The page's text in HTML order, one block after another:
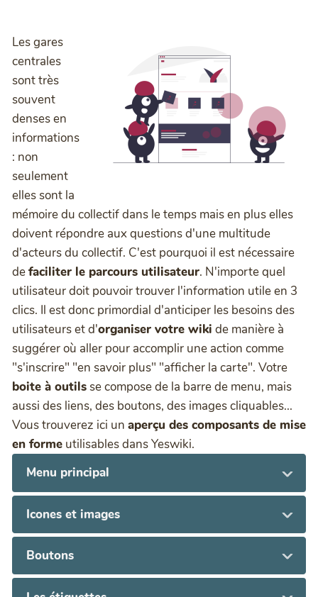
Les gares
centrales
sont très
souvent
denses en
informations
: non
seulement
elles sont la
mémoire du collectif dans le temps mais en plus elles
doivent répondre aux questions d'une multitude
d'acteurs du collectif. C'est pourquoi il est nécessaire
defaciliter le parcours utilisateur. N'importe quel
utilisateur doit pouvoir trouver l'information utile en 3
clics. Il est donc primordial d'anticiper les besoins des
utilisateurs et d'organiser votre wiki de manière à
suggérer où aller pour accomplir une action comme
"s'inscrire" "en savoir plus" "afficher la carte". Votre
boite à outilsse compose de la barre de menu, mais
aussi des liens, des boutons, des images cliquables...
Vous trouverez ici un aperçu des composants de mise
en forme utilisables dans Yeswiki.
Menu principal
Icones et images
Boutons